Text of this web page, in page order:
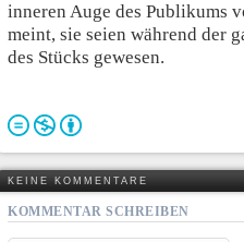
inneren Auge des Publikums
meint, sie seien während der
des Stücks gewesen.
KEINE KOMMENTARE
KOMMENTAR SCHREIBEN